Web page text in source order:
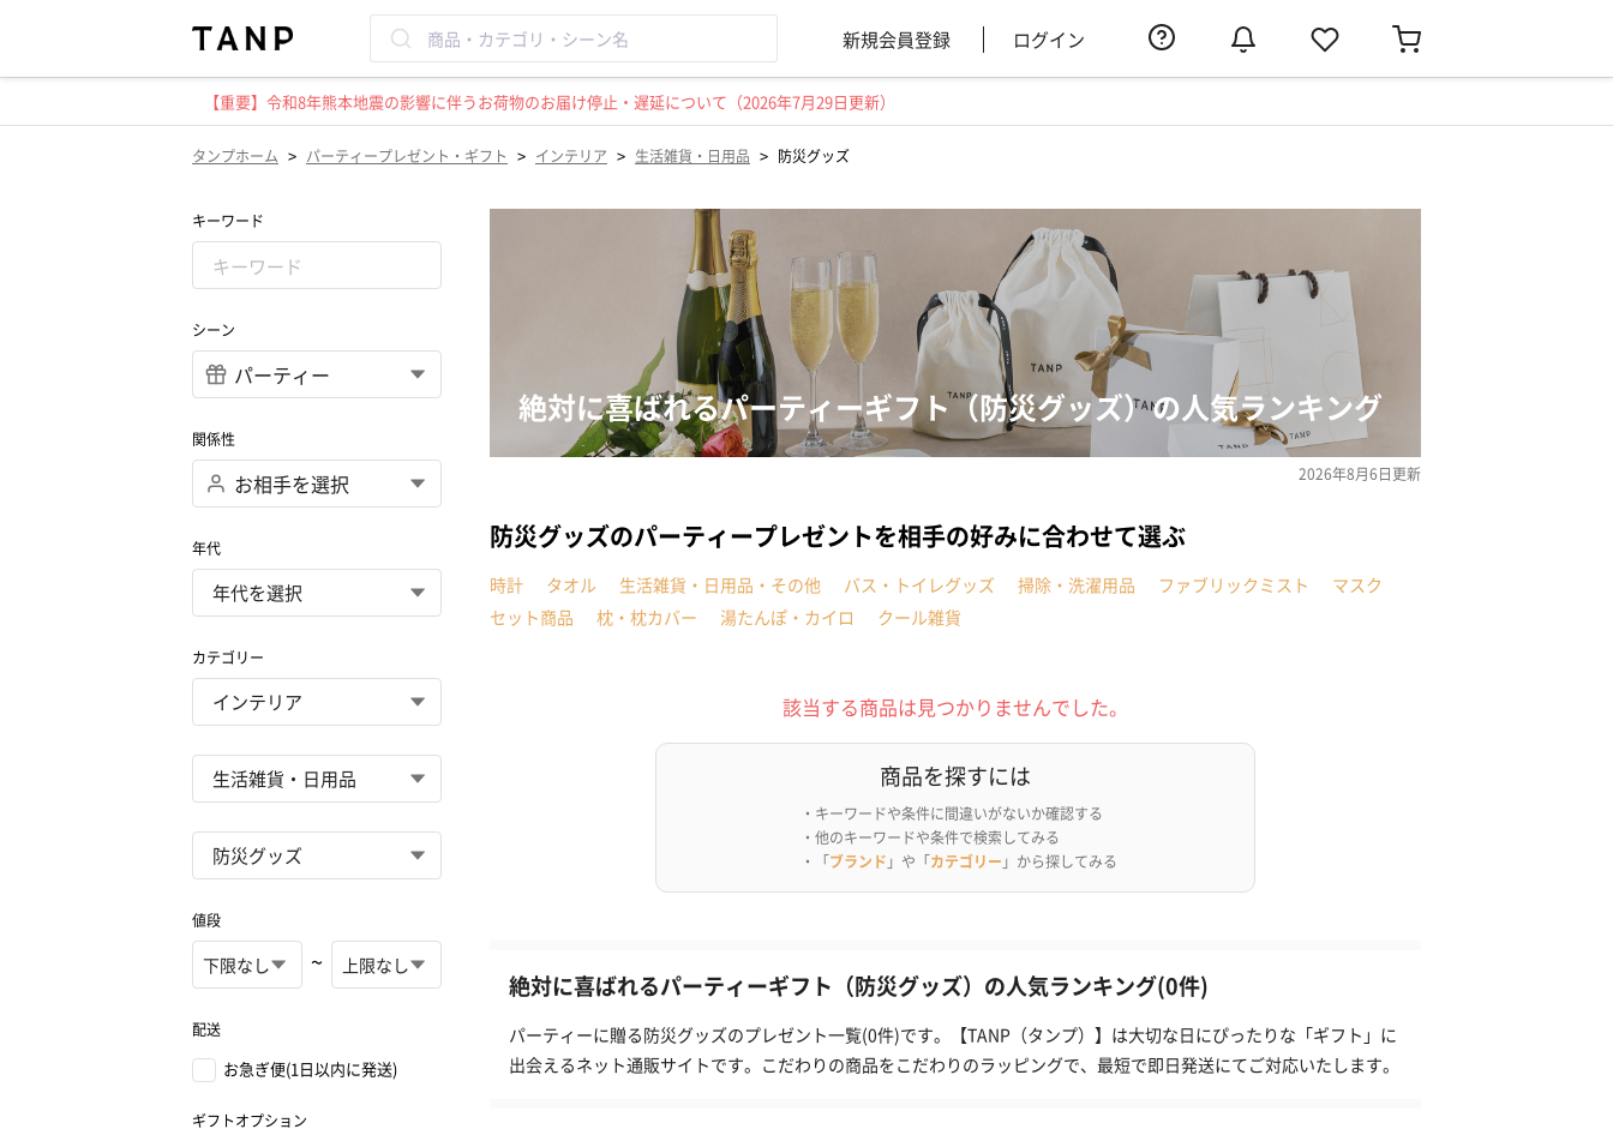
新規会員登録 ログイン
【重要】令和8年熊本地震の影響に伴うお荷物のお届け停止・遅延について（2026年7月29日更新）
タンプホーム > パーティープレゼント・ギフト > インテリア > 生活雑貨・日用品 > 防災グッズ
キーワード
シーン
関係性
年代
カテゴリー
値段
~
配送
お急ぎ便(1日以内に発送)
ギフトオプション
絶対に喜ばれるパーティーギフト（防災グッズ）の人気ランキング
2026年8月6日更新
防災グッズのパーティープレゼントを相手の好みに合わせて選ぶ
時計 タオル 生活雑貨・日用品・その他 バス・トイレグッズ 掃除・洗濯用品 ファブリックミスト
マスク
セット商品
枕・枕カバー 湯たんぽ・カイロ クール雑貨
該当する商品は見つかりませんでした。
商品を探すには
・キーワードや条件に間違いがないか確認する
・他のキーワードや条件で検索してみる
・「ブランド 」や「カテゴリー 」から探してみる
絶対に喜ばれるパーティーギフト（防災グッズ）の人気ランキング(0件)
パーティーに贈る防災グッズのプレゼント一覧(0件)です。【TANP（タンプ）】は大切な日にぴったりな「ギフト」に
出会えるネット通販サイトです。こだわりの商品をこだわりのラッピングで、最短で即日発送にてご対応いたします。